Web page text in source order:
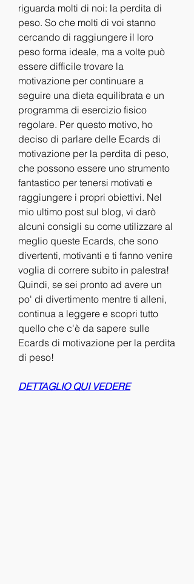
riguarda molti di noi: la perdita di
peso. So che molti di voi stanno
cercando di raggiungere il loro
peso forma ideale, ma a volte può
essere difficile trovare la
motivazione per continuare a
seguire una dieta equilibrata e un
programma di esercizio fisico
regolare. Per questo motivo, ho
deciso di parlare delle Ecards di
motivazione per la perdita di peso,
che possono essere uno strumento
fantastico per tenersi motivati e
raggiungere i propri obiettivi. Nel
mio ultimo post sul blog, vi darò
alcuni consigli su come utilizzare al
meglio queste Ecards, che sono
divertenti, motivanti e ti fanno venire
voglia di correre subito in palestra!
Quindi, se sei pronto ad avere un
po' di divertimento mentre ti alleni,
continua a leggere e scopri tutto
quello che c'è da sapere sulle
Ecards di motivazione per la perdita
di peso!
DETTAGLIO QUI VEDERE